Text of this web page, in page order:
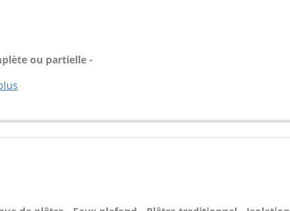
ou partielle -